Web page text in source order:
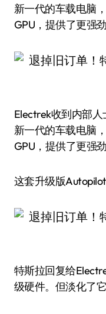
新一代的车载电脑
GPU，提供了更强
Electrek收到内部
新一代的车载电脑
GPU，提供了更强
这套升级版
特斯拉回复给
级硬件。但淡化了它